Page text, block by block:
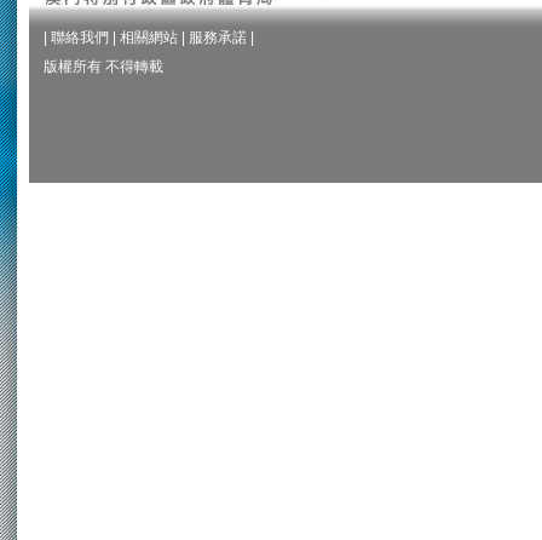
聯絡我們 相關網站 服務承諾
版權所有 不得轉載